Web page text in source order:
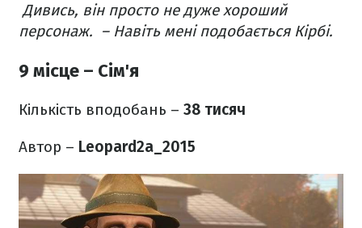
Дивись, він просто не дуже хороший
персонаж. – Навіть мені подобається Кірбі.
9 місце – Сім'я
Кількість вподобань – 38 тисяч
Автор – Leopard2a_2015